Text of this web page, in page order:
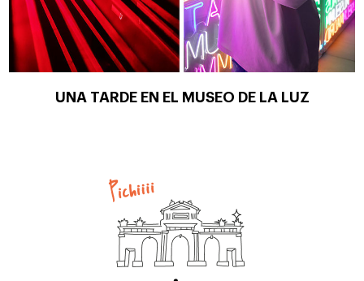
UNA TARDE EN EL MUSEO DE LA LUZ